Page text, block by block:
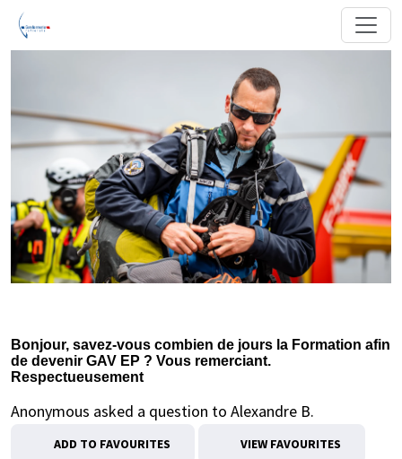
Bonjour, savez-vous combien de jours la Formation afin
de devenir GAV EP ? Vous remerciant.
Respectueusement
Anonymous asked a question to Alexandre B.
ADD TO FAVOURITES VIEW FAVOURITES